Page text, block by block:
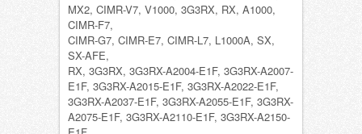
MX2, CIMR-V7, V1000, 3G3RX, RX, A1000,
CIMR-F7,
CIMR-G7, CIMR-E7, CIMR-L7, L1000A, SX,
SX-AFE,
RX, 3G3RX, 3G3RX-A2004-E1F, 3G3RX-A2007-
E1F, 3G3RX-A2015-E1F, 3G3RX-A2022-E1F,
3G3RX-A2037-E1F, 3G3RX-A2055-E1F, 3G3RX-
A2075-E1F, 3G3RX-A2110-E1F, 3G3RX-A2150-